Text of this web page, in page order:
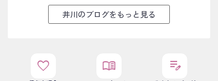
荘子はこれを「無用の用」と呼んだわけです
ね。続きがあって、別の日に荘子が山を降り
て友人の家に泊まると、その友人がもてなし
らゆるものは、揃えて見れば、ひとつだ。そ
ういう考え方ですね。どういうことか。たと
えば牛は大きい。でも象から見たら小さい。
ると信じられていた時代があって、今は逆に
なっている。正しいとされることも、時代に
よって、立場によって、ひっくり返る。荘子
井川のブログをもっと見る
favorite menu_book edit_note